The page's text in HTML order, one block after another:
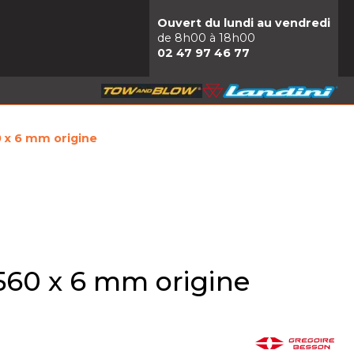
Ouvert du lundi au vendredi
de 8h00 à 18h00
02 47 97 46 77
x 6 mm origine
x 6 mm origine